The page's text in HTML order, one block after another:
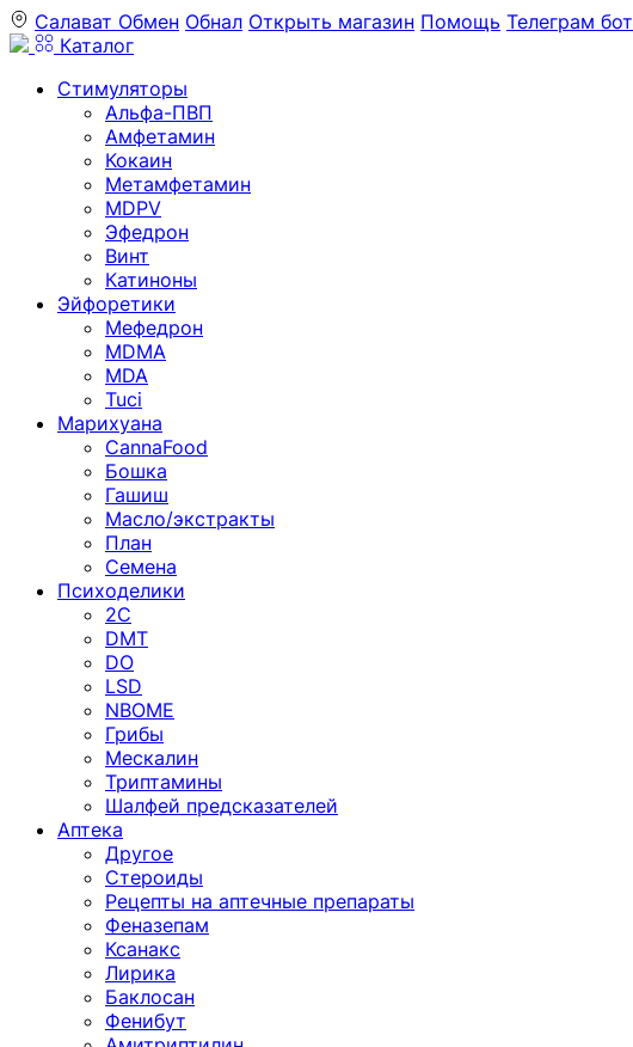
Салават Обмен Обнал Открыть магазин Помощь Телеграм бот
Каталог
Стимуляторы
Альфа-ПВП
Амфетамин
Кокаин
Метамфетамин
MDPV
Эфедрон
Винт
Катиноны
Эйфоретики
Мефедрон
MDMA
MDA
Tuci
Марихуана
CannaFood
Бошка
Гашиш
Масло/экстракты
План
Семена
Психоделики
2C
DMT
DO
LSD
NBOME
Грибы
Мескалин
Триптамины
Шалфей предсказателей
Аптека
Другое
Стероиды
Рецепты на аптечные препараты
Феназепам
Ксанакс
Лирика
Баклосан
Фенибут